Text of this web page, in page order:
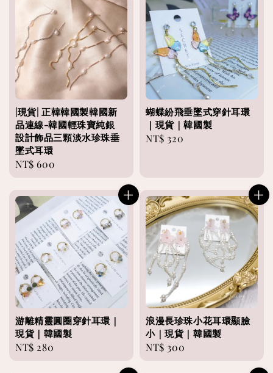
|現貨| 正韓韓國製韓國新
品連線-韓國輕珠寶純銀
設計飾品三顆淡水珍珠垂
墜式耳環
Regular
NT$ 600
蝴蝶紛飛垂墜式穿針耳環
｜現貨｜韓國製
Regular
NT$ 320
游離精靈圓圈穿針耳環｜
現貨｜韓國製
Regular
NT$ 280
浪漫長珍珠小花耳環顯臉
小｜現貨｜韓國製
Regular
NT$ 300